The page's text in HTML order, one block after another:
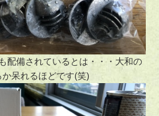
配備されているとは・・・大和の
呆れるほどです(笑)